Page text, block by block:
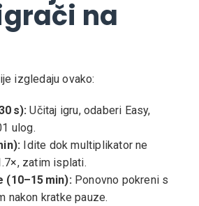
na
izgledaju ovako:
s): Učitaj igru, odaberi Easy,
ulog.
Idite dok multiplikator ne
zatim isplati.
(10–15 min):Ponovno pokreni s
nakon kratke pauze.